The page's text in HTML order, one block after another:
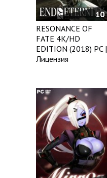
10
RESONANCE OF
FATE 4K/HD
EDITION (2018) PC |
Лицензия